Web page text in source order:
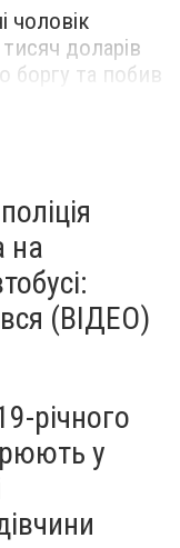
чоловік
доларів
боргу та побив
і
як
для
Буковини
на
(ВІДЕО)
річного
у